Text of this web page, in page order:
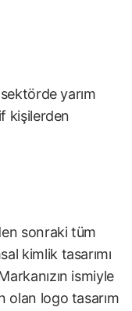
yarım
kişilerden
sonraki tüm
kimlik tasarımı
ismiyle
olan logo tasarım